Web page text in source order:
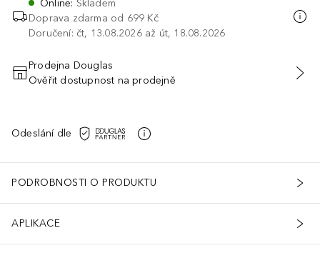
Online: Skladem
Doprava zdarma od 699 Kč
Doručení: čt, 13.08.2026 až út, 18.08.2026
PŘIDAT DO KOŠÍKU
Prodejna Douglas
Ověřit dostupnost na prodejně
Odeslání dle
PODROBNOSTI O PRODUKTU
APLIKACE